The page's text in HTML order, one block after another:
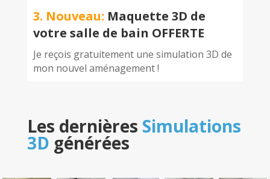
3. Nouveau: Maquette 3D de
votre salle de bain OFFERTE
Je reçois gratuitement une simulation 3D de
mon nouvel aménagement !
Les dernières Simulations
3D générées